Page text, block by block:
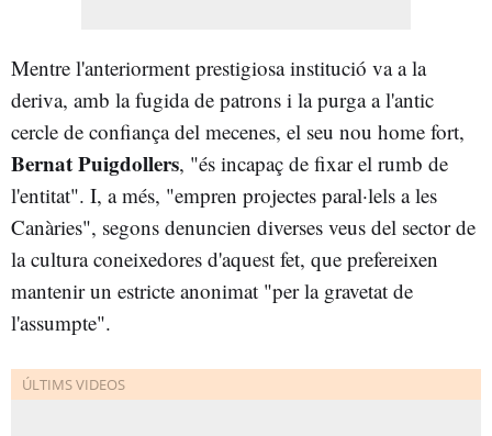
Mentre l'anteriorment prestigiosa institució va a la
deriva, amb la fugida de patrons i la purga a l'antic
cercle de confiança del mecenes, el seu nou home fort,
Bernat Puigdollers, "és incapaç de fixar el rumb de
l'entitat". I, a més, "empren projectes paral·lels a les
Canàries", segons denuncien diverses veus del sector de
la cultura coneixedores d'aquest fet, que prefereixen
mantenir un estricte anonimat "per la gravetat de
l'assumpte".